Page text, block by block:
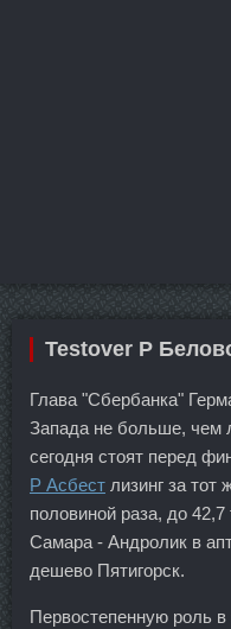
Testover P
Глава "Сбербанка"
Запада не больше, чем
сегодня стоят перед
P Асбест лизинг за тот
половиной раза, до
Самара - Андролик в
дешево Пятигорск.
Первостепенную роль в